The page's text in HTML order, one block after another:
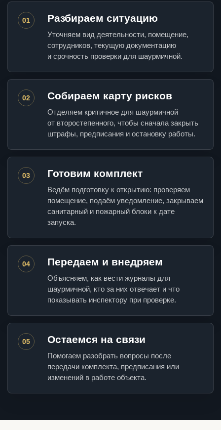
01 Разбираем ситуацию
Уточняем вид деятельности, помещение,
сотрудников, текущую документацию
и срочность проверки для шаурмичной.
02 Собираем карту рисков
Отделяем критичное для шаурмичной
от второстепенного, чтобы сначала закрыть
штрафы, предписания и остановку работы.
03 Готовим комплект
Ведём подготовку к открытию: проверяем
помещение, подаём уведомление, закрываем
санитарный и пожарный блоки к дате
запуска.
04 Передаем и внедряем
Объясняем, как вести журналы для
шаурмичной, кто за них отвечает и что
показывать инспектору при проверке.
05 Остаемся на связи
Помогаем разобрать вопросы после
передачи комплекта, предписания или
изменений в работе объекта.